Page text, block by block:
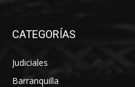
CATEGORÍAS
Judiciales
Barranquilla